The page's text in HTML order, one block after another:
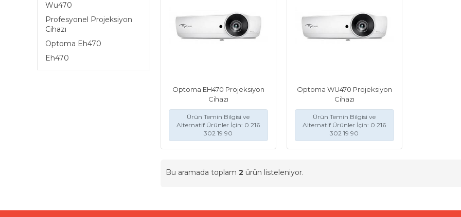
Wu470
Profesyonel Projeksiyon
Cihazı
Optoma Eh470
Eh470
Optoma EH470 Projeksiyon
Cihazı
Ürün Temin Bilgisi ve
Alternatif Ürünler İçin: 0 216
302 19 90
Optoma WU470 Projeksiyon
Cihazı
Ürün Temin Bilgisi ve
Alternatif Ürünler İçin: 0 216
302 19 90
Bu aramada toplam 2 ürün listeleniyor.